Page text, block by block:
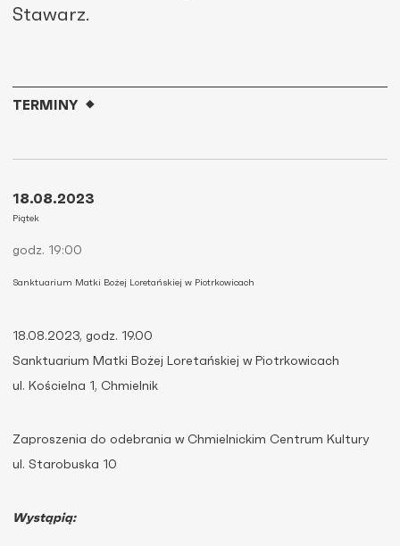
Stawarz.
18.08.2023, godz. 19.00
Sanktuarium Matki Bożej Loretańskiej w Piotrkowicach
ul. Kościelna 1, Chmielnik
Zaproszenia do odebrania w Chmielnickim Centrum Kultury
ul. Starobuska 10
Wystąpią:
TERMINY
18.08.2023
Piątek
godz. 19:00
Sanktuarium Matki Bożej Loretańskiej w Piotrkowicach